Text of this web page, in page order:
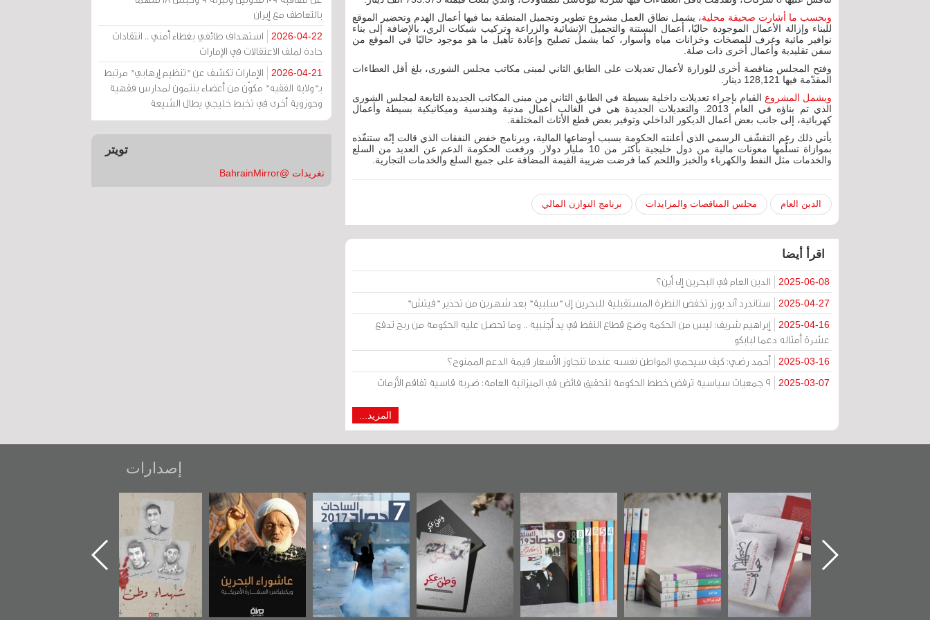
وبحسب ما أشارت صحيفة محلية، یشمل نطاق العمل مشروع تطویر وتجمیل المنطقة بما فيها أعمال الهدم وتحضیر الموقع
للبناء وإزالة الأعمال الموجودة حالیًا، أعمال البستنة والتجمیل الإنشائیة والزراعة وتركیب شبكات الري، بالإضافة إلى بناء
نوافیر مائیة وغرف للمضخات وخزانات میاه وأسوار، كما یشمل تصلیح وإعادة تأهیل ما هو موجود حالیًا في الموقع من
سفن تقلیدیة وأعمال أخرى ذات صلة.
وفتح المجلس مناقصة أخرى للوزارة لأعمال تعديلات على الطابق الثاني لمبنى مكاتب مجلس الشورى، بلغ أقل العطاءات
المقدّمة فيها 128,121 دينار.
ويشمل المشروع القيام بإجراء تعديلات داخلية بسيطة في الطابق الثاني من مبنى المكاتب الجديدة التابعة لمجلس الشورى
الذي تم بناؤه في العام 2013. والتعديلات الجديدة هي في الغالب أعمال مدنية وهندسية وميكانيكية بسيطة وأعمال
كهربائية، إلى جانب بعض أعمال الديكور الداخلي وتوفير بعض قطع الأثاث المختلفة.
يأتي ذلك رغم التقشّف الرسمي الذي أعلنته الحكومة بسبب أوضاعها المالية، وبرنامج خفض النفقات الذي قالت إنّه ستنفّذه
بموازاة تسلّمها معونات مالية من دول خليجية بأكثر من 10 مليار دولار. ورفعت الحكومة الدعم عن العديد من السلع
والخدمات مثل النفط والكهرباء والخبز واللحم كما فرضت ضريبة القيمة المضافة على جميع السلع والخدمات التجارية.
الدين العام مجلس المناقصات والمزايدات برنامج التوازن المالي
اقرأ أيضا
2025-06-08 الدين العام في البحرين إلى أين؟
2025-04-27 ستاندرد آند بورز تخفض النظرة المستقبلية للبحرين إلى "سلبية" بعد شهرين من تحذير "فيتش"
2025-04-16
إبراهيم شريف: ليس من الحكمة وضع قطاع النفط في يد أجنبية .. وما تحصل عليه الحكومة من ربح تدفع
عشرة أمثاله دعما لبابكو
2025-03-16 أحمد رضي: كيف سيحمي المواطن نفسه عندما تتجاوز الأسعار قيمة الدعم الممنوح؟
2025-03-07 9 جمعيات سياسية ترفض خطط الحكومة لتحقيق فائض في الميزانية العامة: ضربة قاسية تفاقم الأزمات
المزيد...
بالتعاطف مع إيران
2026-04-22
استهداف طائفي بغطاء أمني .. انتقادات
حادة لملف الاعتقالات في الإمارات
2026-04-21
الإمارات تكشف عن "تنظيم إرهابي" مرتبط
بـ"ولاية الفقيه" مكوّن من أعضاء ينتمون لمدارس فقهية
وحوزوية أخرى في تخبط خليجي يطال الشيعة
تويتر
تغريدات @BahrainMirror
إصدارات
"حماة الباب الأخير":
الإصدار الأول عن
اعتصام الدراز
وأحداث ساحة
الفداء لمركز أوال
للدراسات والتوثيق
تصنيف موضوعي
للوثائق البريطانية
يقدمه «مركز أوال»
في سلسلة من 5
كتب
تصدر حصاد
الساحات 2019
«وطن عكر» رواية
جديدة لمعتقل
عسكري تصدر عن
«مرآة البحرين»
عاشوراء البحرين...
ويكيليكس السفارة
الأمريكية
شهداء وطن